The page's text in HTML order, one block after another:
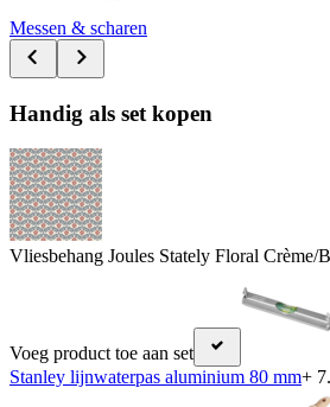
Messen & scharen
Handig als set kopen
Vliesbehang Joules Stately Floral Crème/
Voeg product toe aan set
Stanley lijnwaterpas aluminium 80 mm+